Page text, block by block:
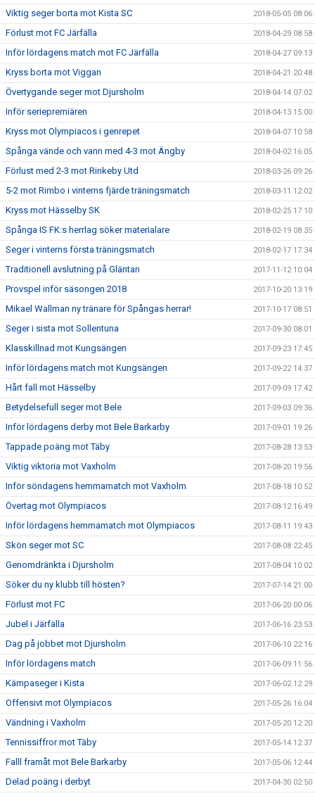
Viktig seger borta mot Kista SC 2018-05-05 08:06
Förlust mot FC Järfälla 2018-04-29 08:58
Inför lördagens match mot FC Järfälla 2018-04-27 09:13
Kryss borta mot Viggan 2018-04-21 20:48
Övertygande seger mot Djursholm 2018-04-14 07:02
Inför seriepremiären 2018-04-13 15:00
Kryss mot Olympiacos i genrepet 2018-04-07 10:58
Spånga vände och vann med 4-3 mot Ängby 2018-04-02 16:05
Förlust med 2-3 mot Rinkeby Utd 2018-03-26 09:26
5-2 mot Rimbo i vinterns fjärde träningsmatch 2018-03-11 12:02
Kryss mot Hässelby SK 2018-02-25 17:10
Spånga IS FK:s herrlag söker materialare 2018-02-19 08:35
Seger i vinterns första träningsmatch 2018-02-17 17:34
Traditionell avslutning på Gläntan 2017-11-12 10:04
Provspel inför säsongen 2018 2017-10-20 13:19
Mikael Wallman ny tränare för Spångas herrar! 2017-10-17 08:51
Seger i sista mot Sollentuna 2017-09-30 08:01
Klasskillnad mot Kungsängen 2017-09-23 17:45
Inför lördagens match mot Kungsängen 2017-09-22 14:37
Hårt fall mot Hässelby 2017-09-09 17:42
Betydelsefull seger mot Bele 2017-09-03 09:36
Inför lördagens derby mot Bele Barkarby 2017-09-01 19:26
Tappade poäng mot Täby 2017-08-28 13:53
Viktig viktoria mot Vaxholm 2017-08-20 19:56
Inför söndagens hemmamatch mot Vaxholm 2017-08-18 10:52
Övertag mot Olympiacos 2017-08-12 16:49
Inför lördagens hemmamatch mot Olympiacos 2017-08-11 19:43
Skön seger mot SC 2017-08-08 22:45
Genomdränkta i Djursholm 2017-08-04 10:02
Söker du ny klubb till hösten? 2017-07-14 21:00
Förlust mot FC 2017-06-20 00:06
Jubel i Järfälla 2017-06-16 23:53
Dag på jobbet mot Djursholm 2017-06-10 22:16
Inför lördagens match 2017-06-09 11:56
Kämpaseger i Kista 2017-06-02 12:29
Offensivt mot Olympiacos 2017-05-26 16:04
Vändning i Vaxholm 2017-05-20 12:20
Tennissiffror mot Täby 2017-05-14 12:37
Falll framåt mot Bele Barkarby 2017-05-06 12:44
Delad poäng i derbyt 2017-04-30 02:50